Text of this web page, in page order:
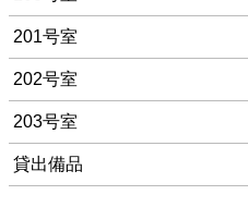
201号室
202号室
203号室
貸出備品